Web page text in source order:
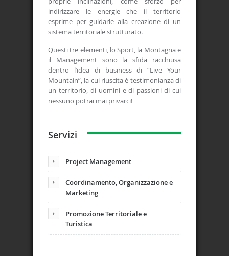
indirizzare le energie che il territorio
esprime per guidarle alla creazione di un
sistema territoriale strutturato.
Questi tre elementi, lo Sport, la Montagna e
il Management sono la sfida racchiusa
dentro l’idea di business di “Live Your
Mountain”, la cui riuscita è testimonianza di
un territorio, di uomini e di passioni di cui
nessuno potrai mai privarci!
Servizi
Project Management
Coordinamento, Organizzazione e
Marketing
Promozione Territoriale e
Turistica